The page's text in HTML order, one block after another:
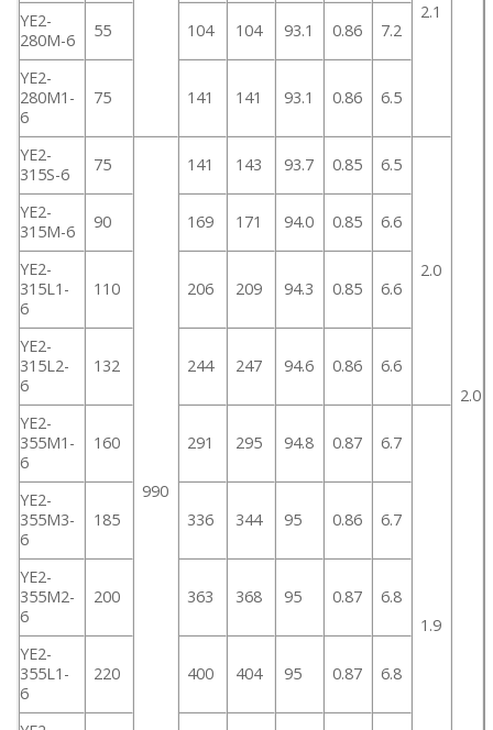
2.1
2.0
YE2-
280M-6
55 104 104 93.1 0.86 7.2
YE2-
280M1-
6
75 141 141 93.1 0.86 6.5
YE2-
315S-6
75
990
141 143 93.7 0.85 6.5
2.0
YE2-
315M-6
90 169 171 94.0 0.85 6.6
YE2-
315L1-
6
110 206 209 94.3 0.85 6.6
YE2-
315L2-
6
132 244 247 94.6 0.86 6.6
YE2-
355M1-
6
160 291 295 94.8 0.87 6.7
1.9
YE2-
355M3-
6
185 336 344 95 0.86 6.7
YE2-
355M2-
6
200 363 368 95 0.87 6.8
YE2-
355L1-
6
220 400 404 95 0.87 6.8